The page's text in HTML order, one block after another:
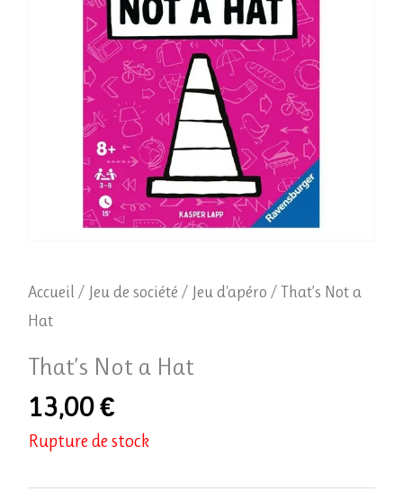
Accueil / Jeu de société / Jeu d'apéro / That’s Not a
Hat
That’s Not a Hat
13,00€
Rupture de stock